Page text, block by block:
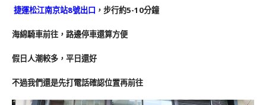
捷運松江南京站8號出口 ，步行約5-10分鐘
海綿騎車前往，路邊停車還算方便
假日人潮較多，平日還好
不過我們還是先打電話確認位置再前往